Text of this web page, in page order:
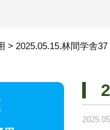
> 2025.05.15.林間学舎37